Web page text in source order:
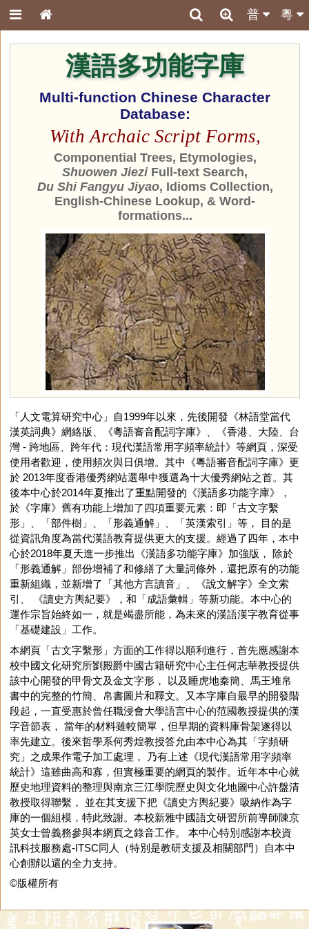
粵
普
漢語多功能字庫
Multi-function Chinese Character
Database:
With Archaic Script Forms,
Componential Trees, Etymologies,
Shuowen JieziFull-text Search,
Du Shi Fangyu Jiyao, Idioms Collection,
English-Chinese Lookup, & Word-
formations...
「人文電算研究中心」自1999年以來，先後開發《林語堂當代
漢英詞典》網絡版、《粵語審音配詞字庫》、《香港、大陸、台
灣 - 跨地區、跨年代：現代漢語常用字頻率統計》等網頁，深受
使用者歡迎，使用頻次與日俱增。其中《粵語審音配詞字庫》更
於 2013年度香港優秀網站選舉中獲選為十大優秀網站之首。其
後本中心於2014年夏推出了重點開發的《漢語多功能字庫》，
於《字庫》舊有功能上增加了四項重要元素：即「古文字繫
形」、「部件樹」、「形義通解」、「英漢索引」等， 目的是
從資訊角度為當代漢語教育提供更大的支援。經過了四年，本中
心於2018年夏天進一步推出《漢語多功能字庫》加強版， 除於
「形義通解」部份增補了和修繕了大量詞條外，還把原有的功能
重新組織，並新增了「其他方言讀音」、《說文解字》全文索
引、 《讀史方輿紀要》，和「成語彙輯」等新功能。本中心的
運作宗旨始終如一，就是竭盡所能，為未來的漢語漢字教育從事
「基礎建設」工作。
本網頁「古文字繫形」方面的工作得以順利進行，首先應感謝本
校中國文化研究所劉殿爵中國古籍研究中心主任何志華教授提供
該中心開發的甲骨文及金文字形， 以及睡虎地秦簡、馬王堆帛
書中的完整的竹簡、帛書圖片和釋文。又本字庫自最早的開發階
段起，一直受惠於曾任職浸會大學語言中心的范國教授提供的漢
字音節表， 當年的材料雖較簡單，但早期的資料庫骨架遂得以
率先建立。後來哲學系何秀煌教授答允由本中心為其「字頻研
究」之成果作電子加工處理， 乃有上述《現代漢語常用字頻率
統計》這雖曲高和寡，但實極重要的網頁的製作。近年本中心就
歷史地理資料的整理與南京三江學院歷史與文化地圖中心許盤清
教授取得聯繫， 並在其支援下把《讀史方輿紀要》吸納作為字
庫的一個組模，特此致謝。本校新雅中國語文研習所前導師陳京
英女士曾義務參與本網頁之錄音工作。 本中心特別感謝本校資
訊科技服務處-ITSC同人（特別是教研支援及相關部門）自本中
心創辦以還的全力支持。
©版權所有